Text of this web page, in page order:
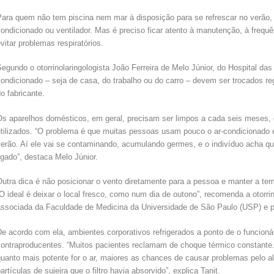
quem não tem piscina nem mar à disposição para se refrescar no
ou ventilador. Mas é preciso ficar atento à manutenção, à
problemas respiratórios.
o otorrinolaringologista João Ferreira de Melo Júnior, do Hospital
– seja de casa, do trabalho ou do carro – devem ser trocados
fabricante.
aparelhos domésticos, em geral, precisam ser limpos a cada seis meses,
“O problema é que muitas pessoas usam pouco o ar-
Aí ele vai se contaminando, acumulando germes, e o indivíduo acha
destaca Melo Júnior.
dica é não posicionar o vento diretamente para a pessoa e manter a
ideal é deixar o local fresco, como num dia de outono”, recomenda a
da Faculdade de Medicina da Universidade de São Paulo (USP) e
acordo com ela, ambientes corporativos refrigerados a ponto de o
“Muitos pacientes reclamam de choque térmico
mais potente for o ar, maiores as chances de causar problemas pelo
de sujeira que o filtro havia absorvido”, explica Tanit.